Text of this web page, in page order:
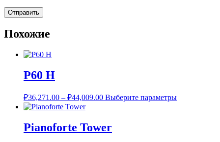
Похожие
P60 H
₽36,271.00 – ₽44,009.00Диапазон
₽44,009.00
Выберите параметрыЭтот
Pianoforte Tower